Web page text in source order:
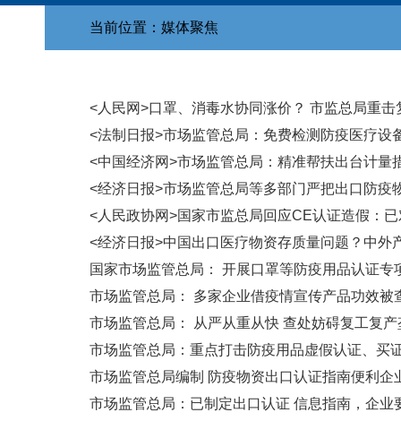
当前位置：媒体聚焦
<人民网>口罩、消毒水协同涨价？ 市监总局重击
<法制日报>市场监管总局：免费检测防疫医疗
<中国经济网>市场监管总局：精准帮扶出台计
<经济日报>市场监管总局等多部门严把出口防疫
<人民政协网>国家市监总局回应CE认证造假：
<经济日报>中国出口医疗物资存质量问题？中外
国家市场监管总局： 开展口罩等防疫用品认证专
市场监管总局： 多家企业借疫情宣传产品功效被
市场监管总局： 从严从重从快 查处妨碍复工复
市场监管总局：重点打击防疫用品虚假认证、买
市场监管总局编制 防疫物资出口认证指南便利企
市场监管总局：已制定出口认证 信息指南，企业